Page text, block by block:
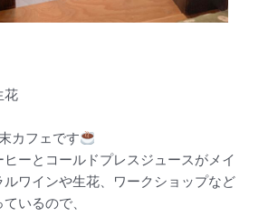
花
カフェです
ーとコールドプレスジュースがメイ
ルワインや生花、ワークショップなど
いるので、